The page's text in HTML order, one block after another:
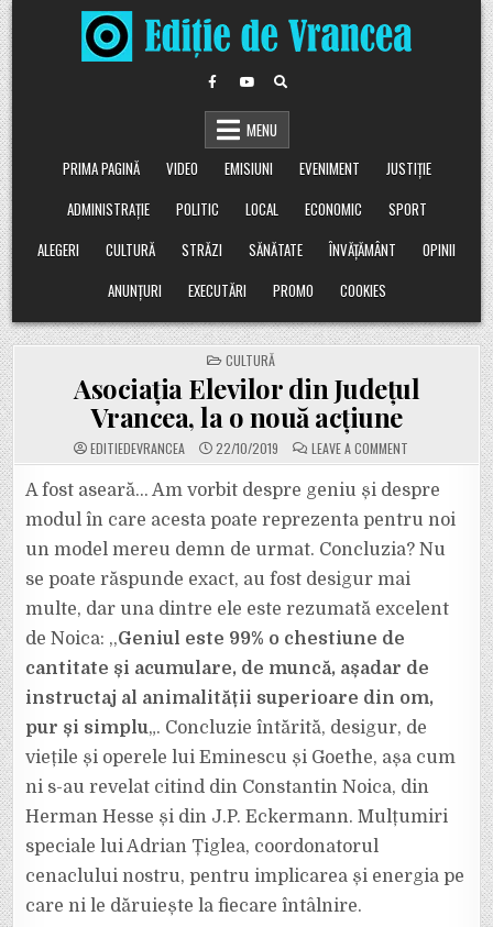
Skip
to
content
MENU
PRIMA PAGINĂ
VIDEO EMISIUNI EVENIMENT
JUSTIȚIE
ADMINISTRAȚIE
POLITIC LOCAL ECONOMIC
SPORT
ALEGERI
CULTURĂ STRĂZI SĂNĂTATE ÎNVĂȚĂMÂNT
OPINII
ANUNȚURI
EXECUTĂRI PROMO COOKIES
POSTED
IN
CULTURĂ
Asociația Elevilor din Județul
Vrancea, la o nouă acțiune
EDITIEDEVRANCEA 22/10/2019 LEAVE A COMMENT
ASOCIAȚIA
DIN
JUDEȚUL
VRANCEA,
LA
O
NOUĂ
A fost aseară… Am vorbit despre geniu și despre
modul în care acesta poate reprezenta pentru noi
un model mereu demn de urmat. Concluzia? Nu
se poate răspunde exact, au fost desigur mai
multe, dar una dintre ele este rezumată excelent
de Noica: ,,Geniul este 99% o chestiune de
cantitate și acumulare, de muncă, așadar de
instructaj al animalității superioare din om,
pur și simplu„. Concluzie întărită, desigur, de
viețile și operele lui Eminescu și Goethe, așa cum
ni s-au revelat citind din Constantin Noica, din
Herman Hesse și din J.P. Eckermann. Mulțumiri
speciale lui Adrian Țiglea, coordonatorul
cenaclului nostru, pentru implicarea și energia pe
care ni le dăruiește la fiecare întâlnire.